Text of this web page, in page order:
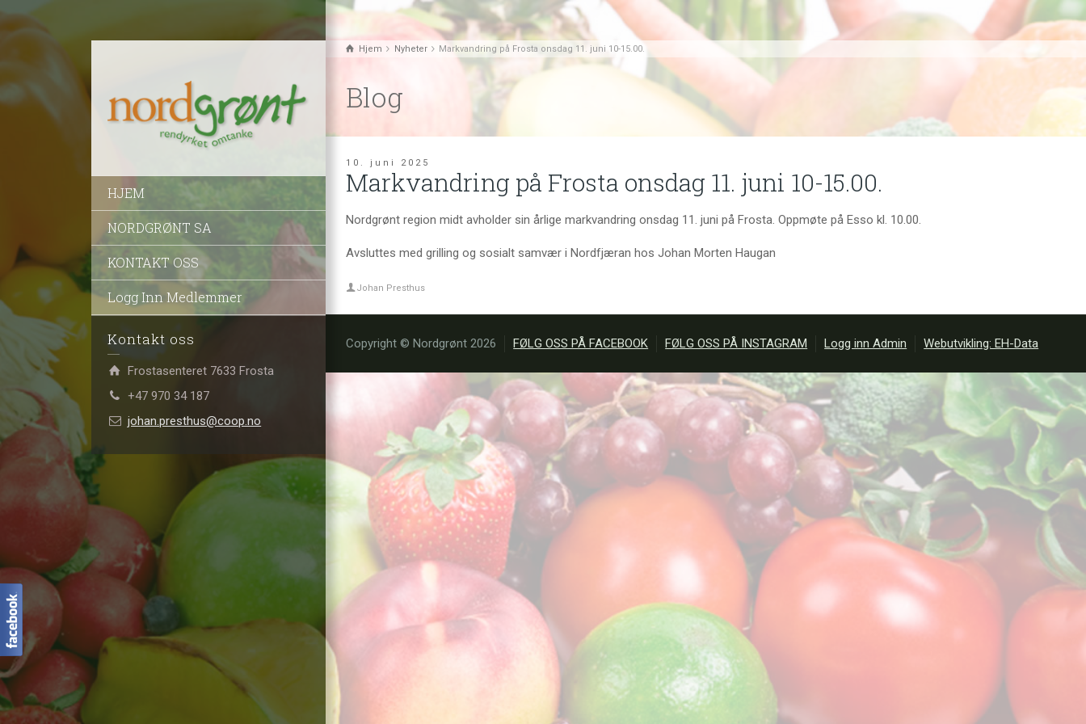
HJEM
NORDGRØNT SA
KONTAKT OSS
Logg Inn Medlemmer
Kontakt oss
Frostasenteret 7633 Frosta
+47 970 34 187
johan.presthus@coop.no
Hjem Nyheter Markvandring på Frosta onsdag 11. juni 10-15.00.
Blog
10. juni 2025
Markvandring på Frosta onsdag 11. juni 10-15.00.
Nordgrønt region midt avholder sin årlige markvandring onsdag 11. juni på Frosta. Oppmøte på Esso kl. 10.00.
Avsluttes med grilling og sosialt samvær i Nordfjæran hos Johan Morten Haugan
Johan Presthus
Copyright © Nordgrønt 2026 FØLG OSS PÅ FACEBOOK FØLG OSS PÅ INSTAGRAM Logg inn Admin Webutvikling: EH-Data